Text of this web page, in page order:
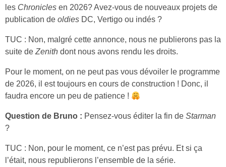
les Chronicles en 2026? Avez-vous de nouveaux projets de
publication de oldies DC, Vertigo ou indés ?
TUC : Non, malgré cette annonce, nous ne publierons pas la
suite de Zenith dont nous avons rendu les droits.
Pour le moment, on ne peut pas vous dévoiler le programme
de 2026, il est toujours en cours de construction ! Donc, il
faudra encore un peu de patience !
Question de Bruno : Pensez-vous éditer la fin de Starman
?
TUC : Non, pour le moment, ce n’est pas prévu. Et si ça
l’était, nous republierons l’ensemble de la série.